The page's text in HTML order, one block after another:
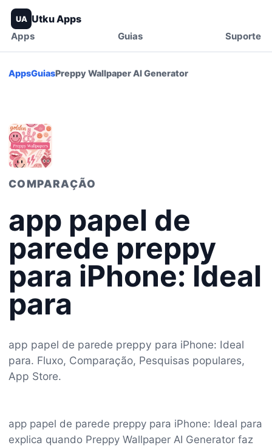
UA Utku Apps
Apps Guias Suporte
AppsGuiasPreppy Wallpaper AI Generator
COMPARAÇÃO
app papel de
parede preppy
para iPhone: Ideal
para
app papel de parede preppy para iPhone: Ideal
para. Fluxo, Comparação, Pesquisas populares,
App Store.
app papel de parede preppy para iPhone: Ideal para
explica quando Preppy Wallpaper AI Generator faz